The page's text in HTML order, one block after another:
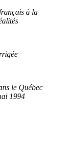
à la
le Québec
1994